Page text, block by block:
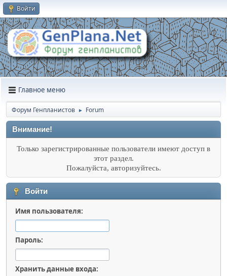
Войти
Главное меню
Форум Генпланистов ► Forum
Внимание!
Только зарегистрированные пользователи имеют доступ в
этот раздел.
Пожалуйста, авторизуйтесь.
Войти
Имя пользователя:
Пароль:
Хранить данные входа: